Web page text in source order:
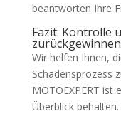
beantworten Ihre
Fazit: Kontrolle
zurückgewinnen
Wir helfen Ihnen,
Schadensprozess
MOTOEXPERT ist
Überblick